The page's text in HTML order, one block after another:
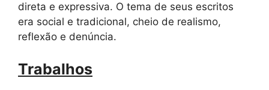
direta e expressiva. O tema de seus escritos
era social e tradicional, cheio de realismo,
reflexão e denúncia.
Trabalhos